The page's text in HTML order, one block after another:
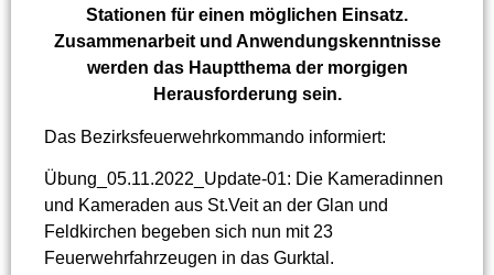
Stationen für einen möglichen Einsatz.
Zusammenarbeit und Anwendungskenntnisse
werden das Hauptthema der morgigen
Herausforderung sein.
Das Bezirksfeuerwehrkommando informiert:
Übung_05.11.2022_Update-01: Die Kameradinnen
und Kameraden aus St.Veit an der Glan und
Feldkirchen begeben sich nun mit 23
Feuerwehrfahrzeugen in das Gurktal.